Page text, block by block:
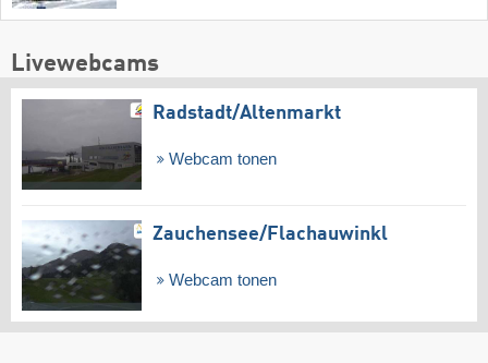
Livewebcams
Radstadt/​Altenmarkt
Webcam tonen
Zauchensee/​Flachauwinkl
Webcam tonen